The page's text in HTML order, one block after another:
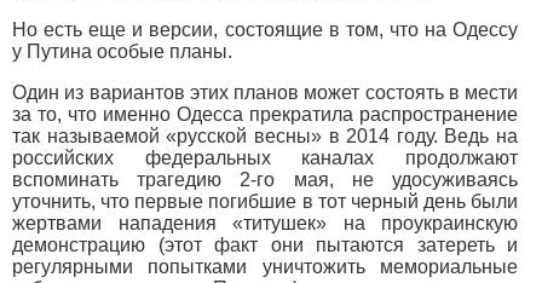
Но есть еще и версии, состоящие в том, что на Одессу
у Путина особые планы.
Один из вариантов этих планов может состоять в мести
за то, что именно Одесса прекратила распространение
так называемой «русской весны» в 2014 году. Ведь на
российских федеральных каналах продолжают
вспоминать трагедию 2-го мая, не удосуживаясь
уточнить, что первые погибшие в тот черный день были
жертвами нападения «титушек» на проукраинскую
демонстрацию (этот факт они пытаются затереть и
регулярными попытками уничтожить мемориальные